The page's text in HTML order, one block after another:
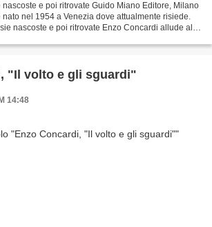
e poi ritrovate Guido Miano Editore, Milano
nel 1954 a Venezia dove attualmente risiede.
nascoste e poi ritrovate Enzo Concardi allude alla
"Il volto e gli sguardi"
14:48